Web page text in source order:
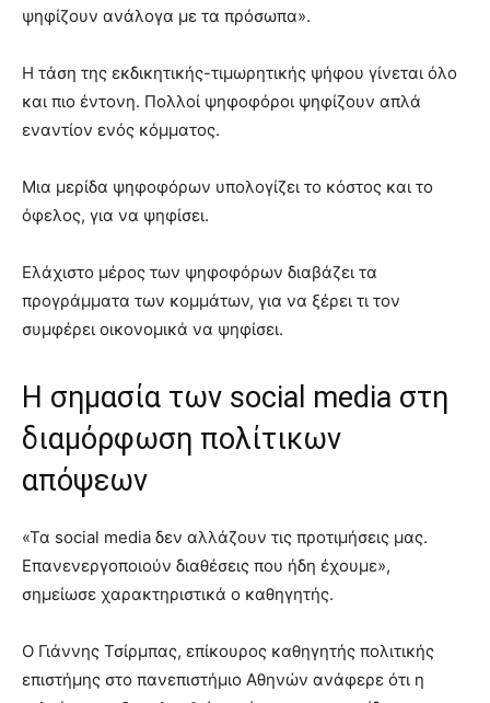
ψηφίζουν ανάλογα με τα πρόσωπα».
Η τάση της εκδικητικής-τιμωρητικής ψήφου γίνεται όλο
και πιο έντονη. Πολλοί ψηφοφόροι ψηφίζουν απλά
εναντίον ενός κόμματος.
Μια μερίδα ψηφοφόρων υπολογίζει το κόστος και το
όφελος, για να ψηφίσει.
Ελάχιστο μέρος των ψηφοφόρων διαβάζει τα
προγράμματα των κομμάτων, για να ξέρει τι τον
συμφέρει οικονομικά να ψηφίσει.
Η σημασία των social media στη
διαμόρφωση πολίτικων
απόψεων
«Τα social media δεν αλλάζουν τις προτιμήσεις μας.
Επανενεργοποιούν διαθέσεις που ήδη έχουμε»,
σημείωσε χαρακτηριστικά ο καθηγητής.
Ο Γιάννης Τσίρμπας, επίκουρος καθηγητής πολιτικής
επιστήμης στο πανεπιστήμιο Αθηνών ανάφερε ότι η